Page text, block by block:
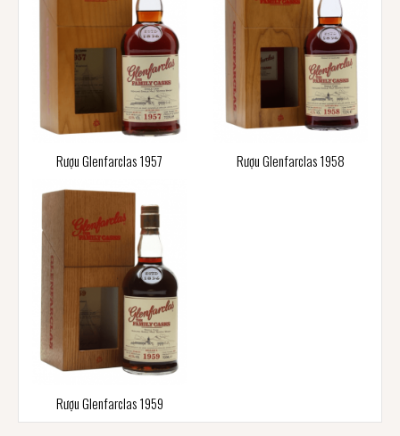
Rượu Glenfarclas 1957 Rượu Glenfarclas 1958
Rượu Glenfarclas 1959